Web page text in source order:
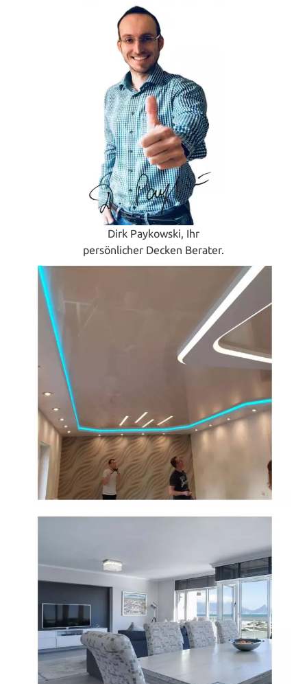
Dirk Paykowski, Ihr
persönlicher Decken Berater.